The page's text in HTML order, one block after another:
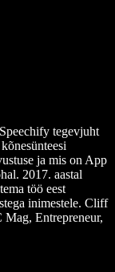
tegevjuht
ja mis on App
2017. aastal
töö eest
inimestele. Cliff
Entrepreneur,